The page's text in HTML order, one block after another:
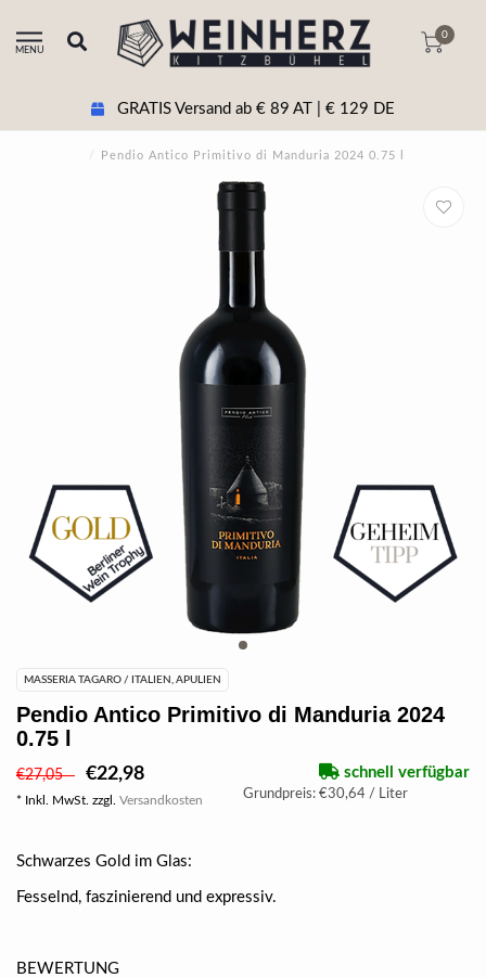
MENU
0
GRATIS Versand ab € 89 AT | € 129 DE
/ Pendio Antico Primitivo di Manduria 2024 0.75 l
MASSERIA TAGARO / ITALIEN, APULIEN
Pendio Antico Primitivo di Manduria 2024
0.75 l
€27,05 €22,98
* Inkl. MwSt. zzgl. Versandkosten
schnell verfügbar
Grundpreis: €30,64 / Liter
Schwarzes Gold im Glas:
Fesselnd, faszinierend und expressiv.
BEWERTUNG